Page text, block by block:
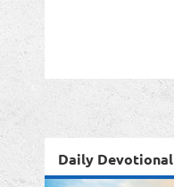
Daily Devotional